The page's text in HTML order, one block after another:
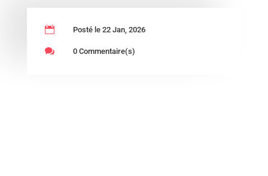
 Posté le 22 Jan, 2026
 0 Commentaire(s)